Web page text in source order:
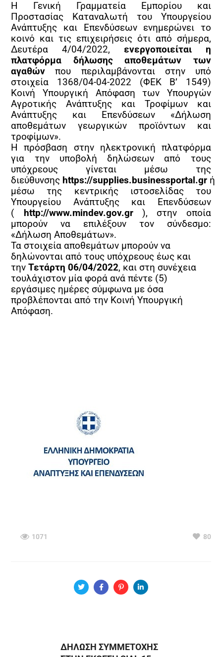
Η Γενική Γραμματεία Εμπορίου και
Προστασίας Καταναλωτή του Υπουργείου
Ανάπτυξης και Επενδύσεων ενημερώνει το
κοινό και τις επιχειρήσεις ότι από σήμερα,
Δευτέρα 4/04/2022, ενεργοποιείται η
πλατφόρμα δήλωσης αποθεμάτων των
αγαθών που περιλαμβάνονται στην υπό
στοιχεία 1368/04-04-2022 (ΦΕΚ Β’ 1549)
Κοινή Υπουργική Απόφαση των Υπουργών
Αγροτικής Ανάπτυξης και Τροφίμων και
Ανάπτυξης και Επενδύσεων «Δήλωση
αποθεμάτων γεωργικών προϊόντων και
τροφίμων».
Η πρόσβαση στην ηλεκτρονική πλατφόρμα
για την υποβολή δηλώσεων από τους
υπόχρεους γίνεται μέσω της
διεύθυνσης https://supplies.businessportal.gr ή
μέσω της κεντρικής ιστοσελίδας του
Υπουργείου Ανάπτυξης και Επενδύσεων
(
http://www.mindev.gov.gr), στην οποία
μπορούν να επιλέξουν τον σύνδεσμο:
«Δήλωση Αποθεμάτων».
Τα στοιχεία αποθεμάτων μπορούν να
δηλώνονται από τους υπόχρεους έως και
τηνΤετάρτη 06/04/2022, και στη συνέχεια
τουλάχιστον μία φορά ανά πέντε (5)
εργάσιμες ημέρες σύμφωνα με όσα
προβλέπονται από την Κοινή Υπουργική
Απόφαση.
1071 80
ΔΗΛΩΣΗ ΣΥΜΜΕΤΟΧΗΣ